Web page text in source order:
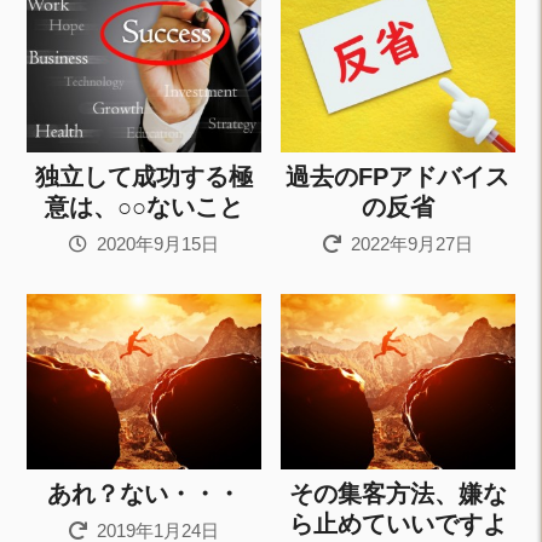
独立して成功する極
意は、○○ないこと
2020年9月15日
過去のFPアドバイス
の反省
2022年9月27日
あれ？ない・・・
2019年1月24日
その集客方法、嫌な
ら止めていいですよ